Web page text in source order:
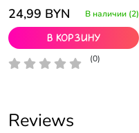
24,99 BYN В наличии (2)
В корзину
(0)
Reviews